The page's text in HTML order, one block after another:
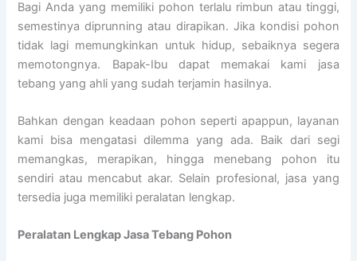
Bagi Anda yang memiliki pohon terlalu rimbun atau tinggi,
semestinya diprunning atau dirapikan. Jika kondisi pohon
tidak lagi memungkinkan untuk hidup, sebaiknya segera
memotongnya. Bapak-Ibu dapat memakai kami jasa
tebang yang ahli yang sudah terjamin hasilnya.
Bahkan dengan keadaan pohon seperti apappun, layanan
kami bisa mengatasi dilemma yang ada. Baik dari segi
memangkas, merapikan, hingga menebang pohon itu
sendiri atau mencabut akar. Selain profesional, jasa yang
tersedia juga memiliki peralatan lengkap.
Peralatan Lengkap Jasa Tebang Pohon